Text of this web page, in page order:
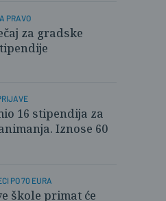
PRAVO
za gradske
16 stipendija za
Iznose 60
PO 70 EURA
škole primat će